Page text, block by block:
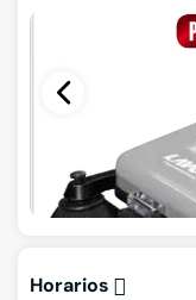
Horarios